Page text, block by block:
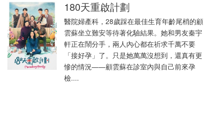
180天重啟計劃
醫院婦產科，28歲踩在最佳生育年齡尾梢的顧
雲蘇坐立難安等待著化驗結果。她和男友秦宇
軒正在鬧分手，兩人內心都在祈求千萬不要
「接好孕」了。只是她萬萬沒想到，還真有更
慘的情況——顧雲蘇在診室內與自己前來孕
檢....